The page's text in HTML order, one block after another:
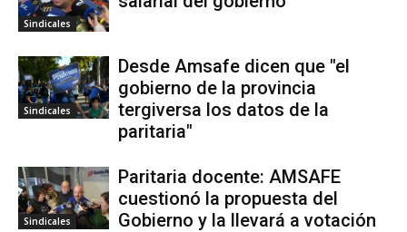
Sindicales
Sindicales
Desde Amsafe dicen que "el
gobierno de la provincia
tergiversa los datos de la
paritaria"
Sindicales
Paritaria docente: AMSAFE
cuestionó la propuesta del
Gobierno y la llevará a votación